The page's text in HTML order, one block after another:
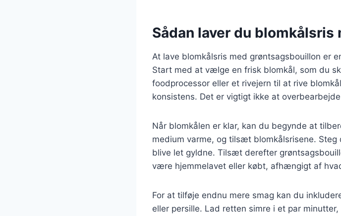
Sådan laver du
At lave blomkålsris med grøntsagsbouillon er
Start med at vælge en frisk blomkål, som du
foodprocessor eller et rivejern til at rive
konsistens. Det er vigtigt ikke at
Når blomkålen er klar, kan du begynde at
medium varme, og tilsæt blomkålsrisene.
blive let gyldne. Tilsæt derefter
være hjemmelavet eller købt, afhængigt af
For at tilføje endnu mere smag kan du
eller persille. Lad retten simre i et par